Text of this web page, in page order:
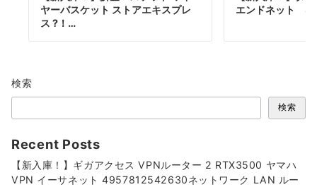
ヤーバスケット ストアエキスプレ
ス ?！…
エンドネット ネ
検索
検索
Recent Posts
【新入庫！】ギガアクセス VPNルーター 2 RTX3500 ヤマハ
VPN イーサネット 4957812542630ネットワーク LAN ルー